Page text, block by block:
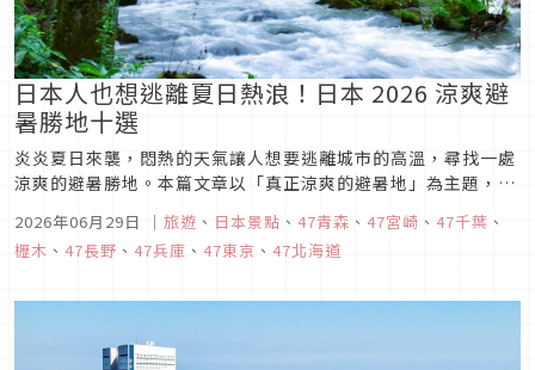
日本人也想逃離夏日熱浪！日本 2026 涼爽避
暑勝地十選
炎炎夏日來襲，悶熱的天氣讓人想要逃離城市的高溫，尋找一處
涼爽的避暑勝地。本篇文章以「真正涼爽的避暑地」為主題，介
紹夏季推薦的涼爽觀光地！無論是山林中的涼爽空氣、高原的清
新氣息、或是充滿神話氛圍的峽谷，都能夠享受一個舒適宜人的
夏日假期。這次為大家精選了日本十大避暑勝地，讓我們一起踏
2026年06月29日 ｜ 旅遊 、 日本景點 、 47青森 、 47宮崎 、 47千葉 、
櫪木 、 47長野 、 47兵庫 、 47東京 、 47北海道